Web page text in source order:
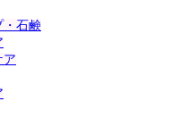
・石鹸
ア